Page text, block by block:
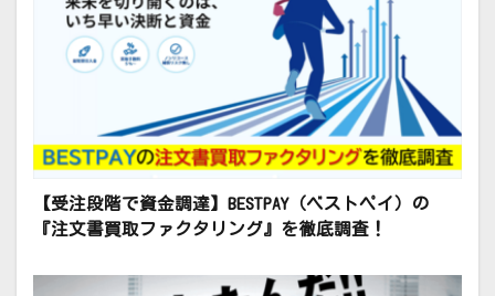
【受注段階で資金調達】BESTPAY（ベストペイ）の
『注文書買取ファクタリング』を徹底調査！